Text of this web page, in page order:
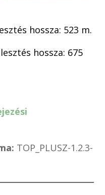
hossza: 523 m.
hossza: 675
TOP_PLUSZ-1.2.3-